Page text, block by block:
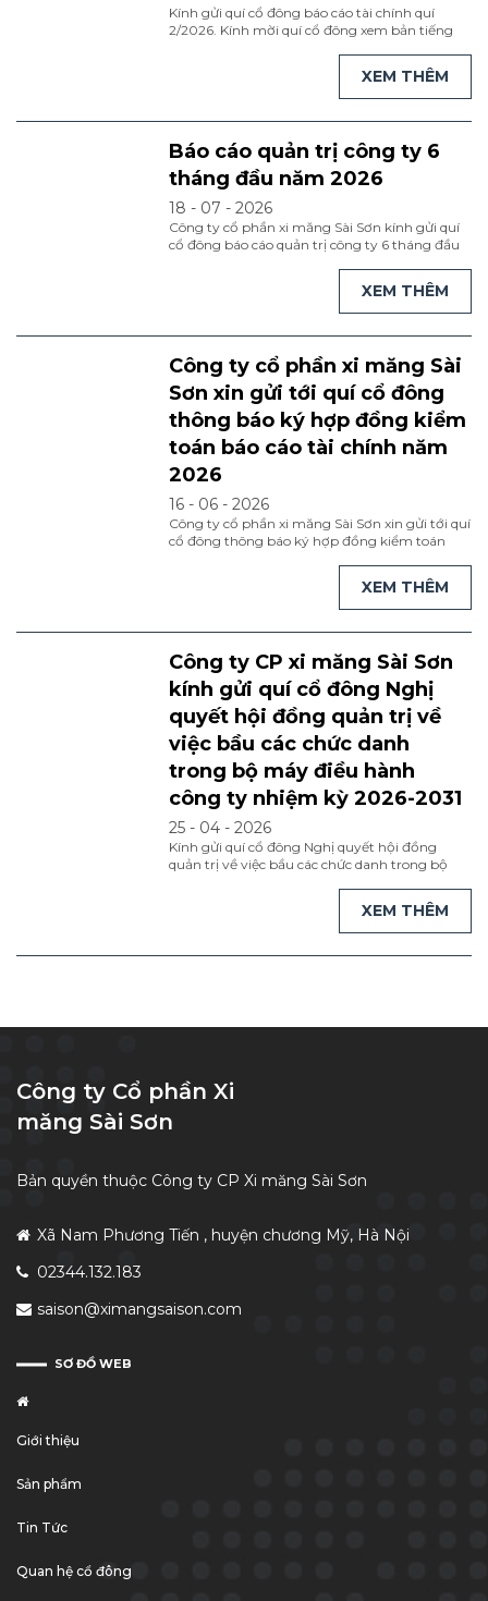
Kính gửi quí cổ đông báo cáo tài chính quí
2/2026. Kính mời quí cổ đông xem bản tiếng
XEM THÊM
Báo cáo quản trị công ty 6
tháng đầu năm 2026
18 - 07 - 2026
Công ty cổ phần xi măng Sài Sơn kính gửi quí
cổ đông báo cáo quản trị công ty 6 tháng đầu
tiếng việt tại đây 2.Kính mời quí cổ đông xem
XEM THÊM
Công ty cổ phần xi măng Sài
Sơn xin gửi tới quí cổ đông
thông báo ký hợp đồng kiểm
toán báo cáo tài chính năm
2026
16 - 06 - 2026
Công ty cổ phần xi măng Sài Sơn xin gửi tới quí
cổ đông thông báo ký hợp đồng kiểm toán
XEM THÊM
Công ty CP xi măng Sài Sơn
kính gửi quí cổ đông Nghị
quyết hội đồng quản trị về
việc bầu các chức danh
trong bộ máy điều hành
công ty nhiệm kỳ 2026-2031
25 - 04 - 2026
Kính gửi quí cổ đông Nghị quyết hội đồng
quản trị về việc bầu các chức danh trong bộ
Nghị quyết hội đồng quản trị về việc bầu các
chức danh trong bộ máy điều hành công ty
nhiệm kỳ 2026-2031 bản tiếng việt mời quí cổ
...[Đọc tiếp]
XEM THÊM
Công ty Cổ phần Xi
măng Sài Sơn
Bản quyền thuộc Công ty CP Xi măng Sài Sơn
Xã Nam Phương Tiến , huyện chương Mỹ, Hà Nội
02344.132.183
saison@ximangsaison.com
SƠ ĐỒ WEB
Giới thiệu
Sản phẩm
Tin Tức
Quan hệ cổ đông